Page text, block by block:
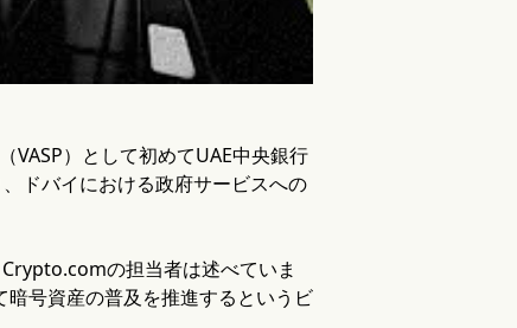
）として初めてUAE中央銀行
ドバイにおける政府サービスへの
の担当者は述べていま
号資産の普及を推進するというビ